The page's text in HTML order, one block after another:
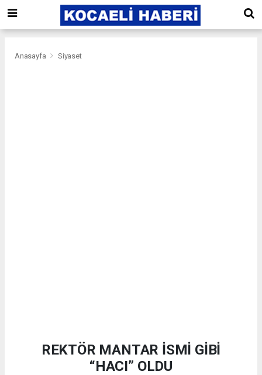
Anasayfa Siyaset
REKTÖR MANTAR İSMİ GİBİ
“HACI” OLDU